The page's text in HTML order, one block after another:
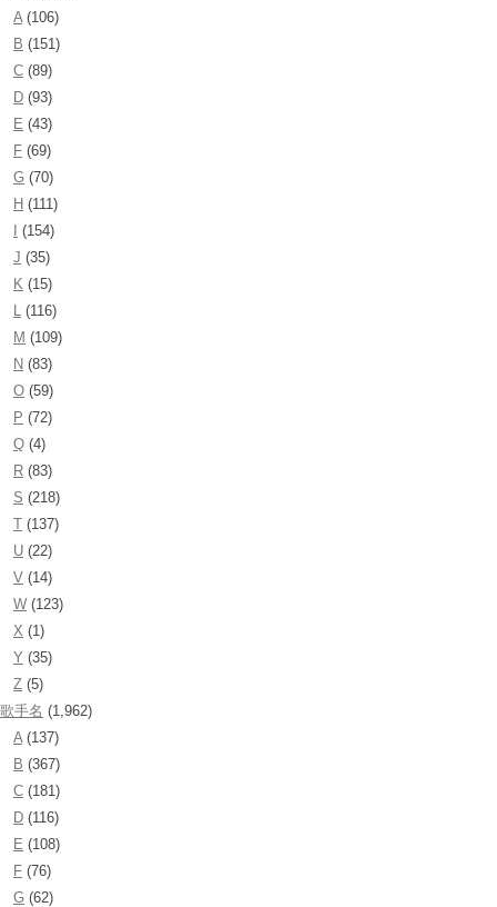
A(106)
B (151)
C (89)
D (93)
E (43)
F (69)
G (70)
H (111)
(154)
J (35)
K (15)
L (116)
M (109)
N (83)
O (59)
P (72)
Q (4)
R (83)
S (218)
T (137)
U (22)
V (14)
W (123)
X (1)
Y (35)
Z (5)
歌手名 (1,962)
A(137)
B (367)
C (181)
D (116)
E (108)
F (76)
G (62)